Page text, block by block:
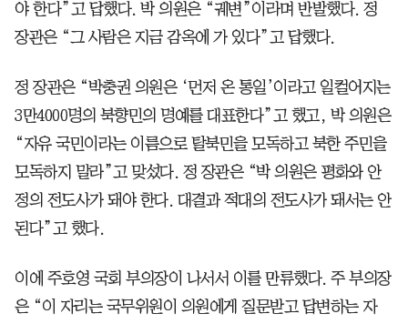
야 한다”고 답했다. 박 의원은 “궤변”이라며 반발했다. 정
장관은 “그 사람은 지금 감옥에 가 있다”고 답했다.
정 장관은 “박충권 의원은 ‘먼저 온 통일’이라고 일컬어지는
3만4000명의 북향민의 명예를 대표한다”고 했고, 박 의원은
“자유 국민이라는 이름으로 탈북민을 모독하고 북한 주민을
모독하지 말라”고 맞섰다. 정 장관은 “박 의원은 평화와 안
정의 전도사가 돼야 한다. 대결과 적대의 전도사가 돼서는 안
된다”고 했다.
이에 주호영 국회 부의장이 나서서 이를 만류했다. 주 부의장
은 “이 자리는 국무위원이 의원에게 질문받고 답변하는 자